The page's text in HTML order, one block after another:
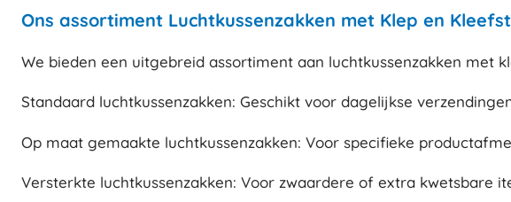
Ons assortiment Luchtkussenzakken met Klep en
We bieden een uitgebreid assortiment aan luchtkussenzakken met
Standaard luchtkussenzakken: Geschikt voor dagelijkse
Op maat gemaakte luchtkussenzakken: Voor specifieke
Versterkte luchtkussenzakken: Voor zwaardere of extra kwetsbare